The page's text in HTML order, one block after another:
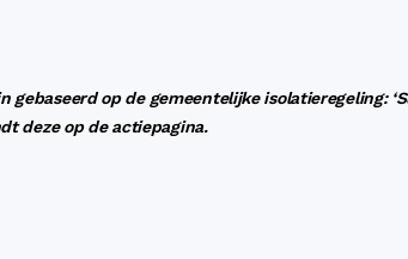
gebaseerd op de gemeentelijke isolatieregeling:
deze op de actiepagina.